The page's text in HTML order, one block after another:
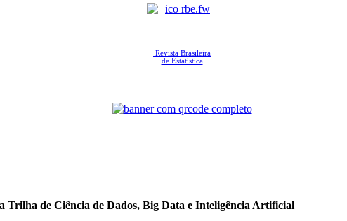
Revista Brasileira
de Estatística
Trilha de Ciência de Dados, Big Data e Inteligência Artificial